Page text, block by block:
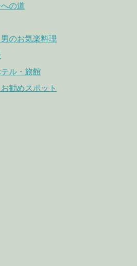
の道
のお気楽料理
ル・旅館
勧めスポット